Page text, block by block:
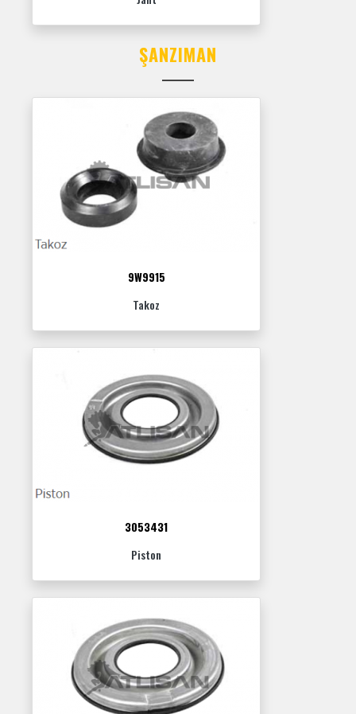
ŞANZIMAN
9W9915
Takoz
3053431
Piston